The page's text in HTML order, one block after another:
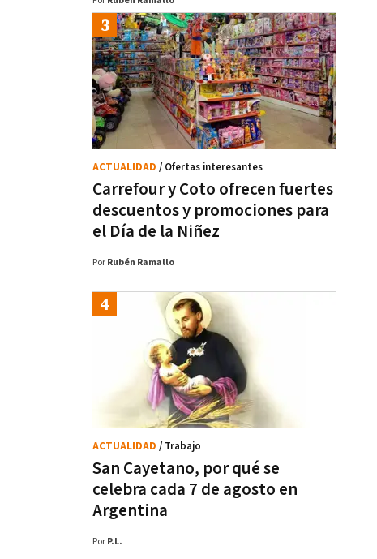
Carrefour y Coto ofrecen fuertes
descuentos y promociones para
el Día de la Niñez
ACTUALIDAD / Ofertas interesantes
Por Rubén Ramallo
San Cayetano, por qué se
celebra cada 7 de agosto en
Argentina
ACTUALIDAD / Trabajo
Por P.L.